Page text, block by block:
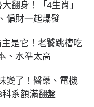
翻身！「4生肖」
偏財一起爆發
是它！老饕跳槽吃
、水準太高
變了！醫藥、電機
系額滿翻盤